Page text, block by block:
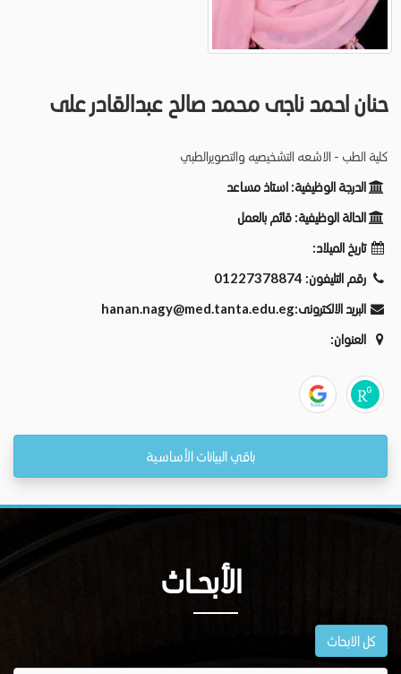
حنان احمد ناجى محمد صالح عبدالقادر على
كلية الطب - الاشعه التشخيصيه والتصويرالطبي
الدرجة الوظيفية: استاذ مساعد
الحالة الوظيفية: قائم بالعمل
تاريخ الميلاد:
رقم التليفون: 01227378874
البريد الالكترونى:hanan.nagy@med.tanta.edu.eg
العنوان:
باقي البيانات الأساسية
الأبحــاث
كل الابحاث